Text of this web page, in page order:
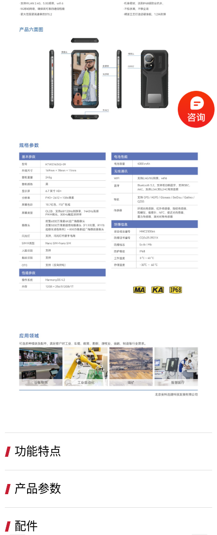
功能特点
产品参数
配件